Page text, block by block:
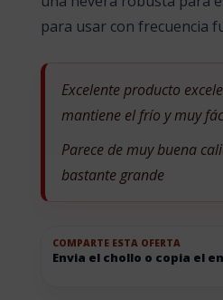
para usar con frecuencia
Excelente producto
mantiene el frío y muy
Parece de muy buena
bastante grande
COMPARTE ESTA OFERTA
Envia el chollo o copia el